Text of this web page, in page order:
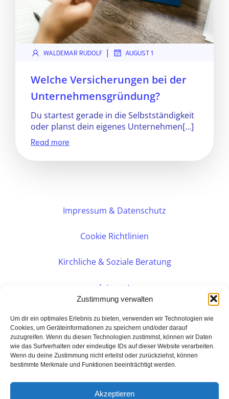
Zustimmung verwalten
Um dir ein optimales Erlebnis zu bieten, verwenden wir Technologien wie
Cookies, um Geräteinformationen zu speichern und/oder darauf
zuzugreifen. Wenn du diesen Technologien zustimmst, können wir Daten
wie das Surfverhalten oder eindeutige IDs auf dieser Website verarbeiten.
Wenn du deine Zustimmung nicht erteilst oder zurückziehst, können
bestimmte Merkmale und Funktionen beeinträchtigt werden.
Akzeptieren
WALDEMAR RUDOLF | AUGUST 1
Welche Versicherungen bei der
Unternehmensgründung?
Du startest gerade in die Selbstständigkeit
oder planst dein eigenes Unternehmen[…]
Read more
Impressum & Datenschutz
Cookie Richtlinien
Kirchliche & Soziale Beratung
Intranet
PERSÖNLICHE BERATUNG
BarmeniaGothaer Agentur Rudolf